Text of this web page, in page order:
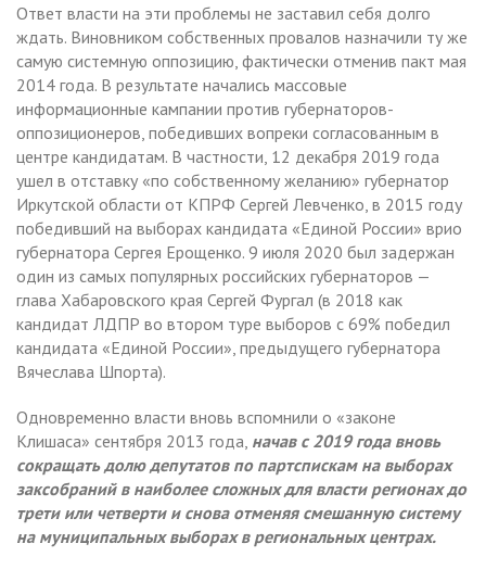
Ответ власти на эти проблемы не заставил себя долго
ждать. Виновником собственных провалов назначили ту же
самую системную оппозицию, фактически отменив пакт мая
2014 года. В результате начались массовые
информационные кампании против губернаторов-
оппозиционеров, победивших вопреки согласованным в
центре кандидатам. В частности, 12 декабря 2019 года
ушел в отставку «по собственному желанию» губернатор
Иркутской области от КПРФ Сергей Левченко, в 2015 году
победивший на выборах кандидата «Единой России» врио
губернатора Сергея Ерощенко. 9 июля 2020 был задержан
один из самых популярных российских губернаторов —
глава Хабаровского края Сергей Фургал (в 2018 как
кандидат ЛДПР во втором туре выборов с 69% победил
кандидата «Единой России», предыдущего губернатора
Вячеслава Шпорта).
Одновременно власти вновь вспомнили о «законе
Клишаса» сентября 2013 года, начав с 2019 года вновь
сокращать долю депутатов по партспискам на выборах
заксобраний в наиболее сложных для власти регионах до
трети или четверти и снова отменяя смешанную систему
на муниципальных выборах в региональных центрах.